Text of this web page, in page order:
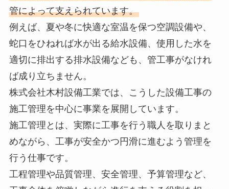
管によって支えられています。
例えば、夏や冬に快適な室温を保つ空調設備や、
蛇口をひねれば水が出る給水設備、使用した水を
適切に排出する排水設備なども、管工事がなけれ
ば成り立ちません。
株式会社木村設備工業では、こうした設備工事の
施工管理を中心に事業を展開しています。
施工管理とは、実際に工事を行う職人を取りまと
めながら、工事が安全かつ円滑に進むよう管理を
行う仕事です。
工程管理や品質管理、安全管理、予算管理など、